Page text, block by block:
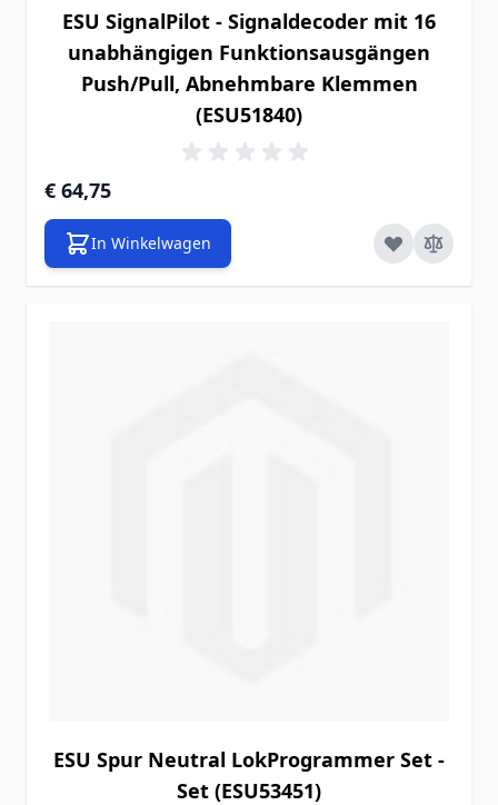
ESU SignalPilot - Signaldecoder mit 16
unabhängigen Funktionsausgängen
Push/Pull, Abnehmbare Klemmen
(ESU51840)
€ 64,75
In Winkelwagen
ESU Spur Neutral LokProgrammer Set -
Set (ESU53451)